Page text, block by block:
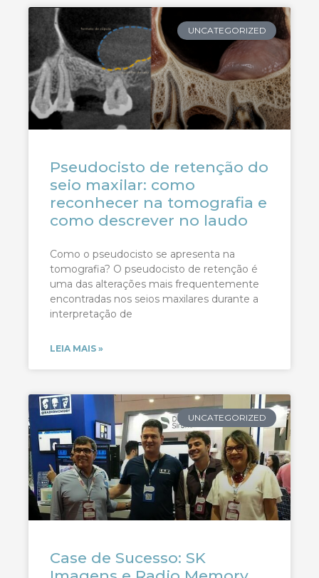
UNCATEGORIZED
Pseudocisto de retenção do
seio maxilar: como
reconhecer na tomografia e
como descrever no laudo
Como o pseudocisto se apresenta na
tomografia? O pseudocisto de retenção é
uma das alterações mais frequentemente
encontradas nos seios maxilares durante a
interpretação de
LEIA MAIS »
UNCATEGORIZED
Case de Sucesso: SK